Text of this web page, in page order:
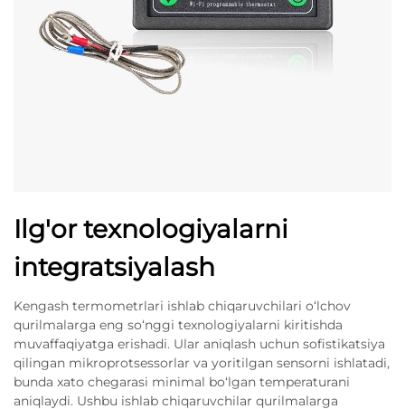
Ilg'or texnologiyalarni
integratsiyalash
Kengash termometrlari ishlab chiqaruvchilari o‘lchov
qurilmalarga eng so‘nggi texnologiyalarni kiritishda
muvaffaqiyatga erishadi. Ular aniqlash uchun sofistikatsiya
qilingan mikroprotsessorlar va yoritilgan sensorni ishlatadi,
bunda xato chegarasi minimal bo‘lgan temperaturani
aniqlaydi. Ushbu ishlab chiqaruvchilar qurilmalarga